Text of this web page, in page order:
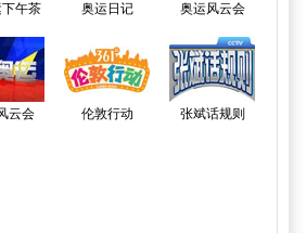
午茶 奥运日记 奥运风云会
云会 伦敦行动 张斌话规则